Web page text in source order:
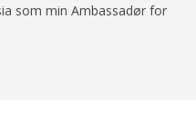
som min Ambassadør for